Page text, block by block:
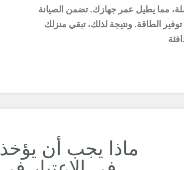
مما يطيل عمر جهازك. تضمن الصيانة
الطاقة. ونتيجة لذلك، تبقي منزلك
ماذا يجب أن يؤخذ